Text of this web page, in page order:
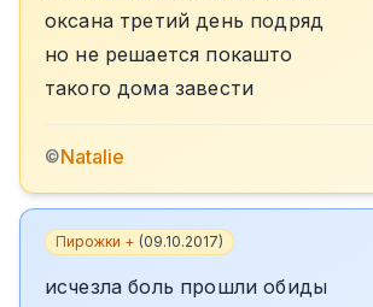
оксана третий день подряд
но не решается покашто
такого дома завести
©Natalie
Пирожки + (09.10.2017)
исчезла боль прошли обиды